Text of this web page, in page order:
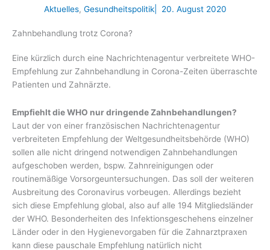
Aktuelles, Gesundheitspolitik| 20. August 2020
Zahnbehandlung trotz Corona?
Eine kürzlich durch eine Nachrichtenagentur verbreitete WHO-
Empfehlung zur Zahnbehandlung in Corona-Zeiten überraschte
Patienten und Zahnärzte.
Empfiehlt die WHO nur dringende Zahnbehandlungen?
Laut der von einer französischen Nachrichtenagentur
verbreiteten Empfehlung der Weltgesundheitsbehörde (WHO)
sollen alle nicht dringend notwendigen Zahnbehandlungen
aufgeschoben werden, bspw. Zahnreinigungen oder
routinemäßige Vorsorgeuntersuchungen. Das soll der weiteren
Ausbreitung des Coronavirus vorbeugen. Allerdings bezieht
sich diese Empfehlung global, also auf alle 194 Mitgliedsländer
der WHO. Besonderheiten des Infektionsgeschehens einzelner
Länder oder in den Hygienevorgaben für die Zahnarztpraxen
kann diese pauschale Empfehlung natürlich nicht